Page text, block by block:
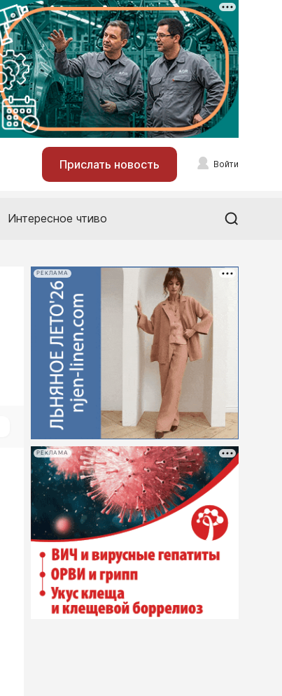
Прислать новость Войти
Интересное чтиво
РЕКЛАМА
РЕКЛАМА